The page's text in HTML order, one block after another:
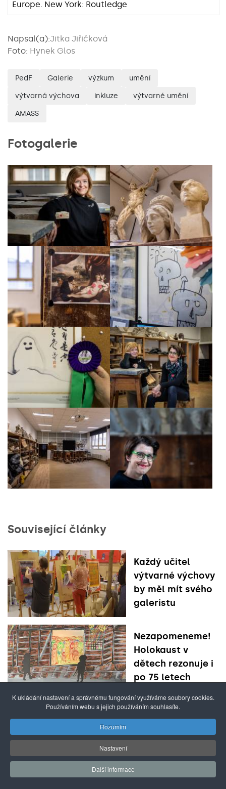
Europe. New York: Routledge
Napsal(a):Jitka Jiřičková
Foto: Hynek Glos
PedF Galerie výzkum umění
výtvarná výchova inkluze výtvarné umění
AMASS
Fotogalerie
Související články
Každý učitel
výtvarné výchovy
by měl mít svého
galeristu
Nezapomeneme!
Holokaust v
dětech rezonuje i
po 75 letech
K inkluzi: Kdo
umět nastavit
K ukládání nastavení a správnému fungování využíváme soubory cookies.
Používáním webu s jejich používáním souhlasíte.
Rozumím
Nastavení
Další informace